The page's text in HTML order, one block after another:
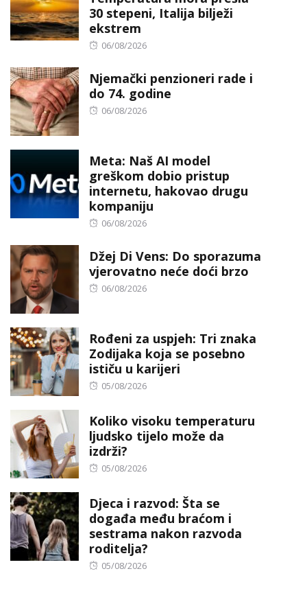
30 stepeni, Italija bilježi
ekstrem
Posted
06/08/2026
Njemački penzioneri rade i
do 74. godine
Posted
06/08/2026
Meta: Naš AI model
greškom dobio pristup
internetu, hakovao drugu
kompaniju
Posted
06/08/2026
Džej Di Vens: Do sporazuma
vjerovatno neće doći brzo
Posted
06/08/2026
Rođeni za uspjeh: Tri znaka
Zodijaka koja se posebno
ističu u karijeri
Posted
05/08/2026
Koliko visoku temperaturu
ljudsko tijelo može da
izdrži?
Posted
05/08/2026
Djeca i razvod: Šta se
događa među braćom i
sestrama nakon razvoda
roditelja?
Posted
05/08/2026